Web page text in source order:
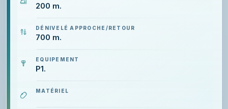
200 m.
DÉNIVELÉ APPROCHE/RETOUR
700 m.
EQUIPEMENT
P1.
MATÉRIEL